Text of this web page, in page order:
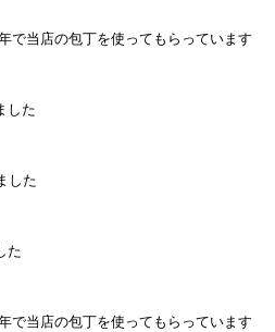
で当店の包丁を使ってもらっています
した
した
た
で当店の包丁を使ってもらっています